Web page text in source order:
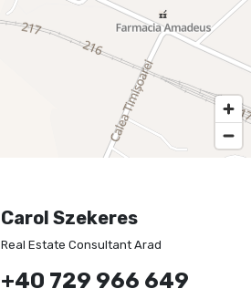
Carol Szekeres
Real Estate Consultant Arad
+40 729 966 649